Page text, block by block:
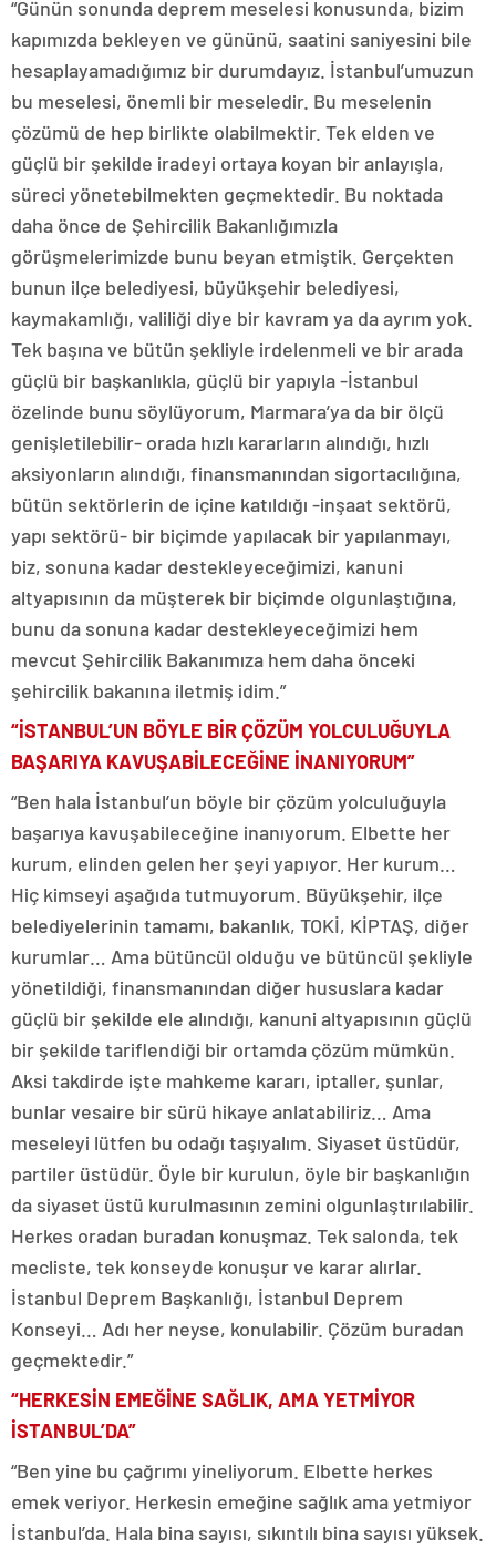
“Günün sonunda deprem meselesi konusunda, bizim
kapımızda bekleyen ve gününü, saatini saniyesini bile
hesaplayamadığımız bir durumdayız. İstanbul’umuzun
bu meselesi, önemli bir meseledir. Bu meselenin
çözümü de hep birlikte olabilmektir. Tek elden ve
güçlü bir şekilde iradeyi ortaya koyan bir anlayışla,
süreci yönetebilmekten geçmektedir. Bu noktada
daha önce de Şehircilik Bakanlığımızla
görüşmelerimizde bunu beyan etmiştik. Gerçekten
bunun ilçe belediyesi, büyükşehir belediyesi,
kaymakamlığı, valiliği diye bir kavram ya da ayrım yok.
Tek başına ve bütün şekliyle irdelenmeli ve bir arada
güçlü bir başkanlıkla, güçlü bir yapıyla -İstanbul
özelinde bunu söylüyorum, Marmara’ya da bir ölçü
genişletilebilir- orada hızlı kararların alındığı, hızlı
aksiyonların alındığı, finansmanından sigortacılığına,
bütün sektörlerin de içine katıldığı -inşaat sektörü,
yapı sektörü- bir biçimde yapılacak bir yapılanmayı,
biz, sonuna kadar destekleyeceğimizi, kanuni
altyapısının da müşterek bir biçimde olgunlaştığına,
bunu da sonuna kadar destekleyeceğimizi hem
mevcut Şehircilik Bakanımıza hem daha önceki
şehircilik bakanına iletmiş idim.”
“İSTANBUL’UN BÖYLE BİR ÇÖZÜM YOLCULUĞUYLA
BAŞARIYA KAVUŞABİLECEĞİNE İNANIYORUM”
“Ben hala İstanbul’un böyle bir çözüm yolculuğuyla
başarıya kavuşabileceğine inanıyorum. Elbette her
kurum, elinden gelen her şeyi yapıyor. Her kurum…
Hiç kimseyi aşağıda tutmuyorum. Büyükşehir, ilçe
belediyelerinin tamamı, bakanlık, TOKİ, KİPTAŞ, diğer
kurumlar… Ama bütüncül olduğu ve bütüncül şekliyle
yönetildiği, finansmanından diğer hususlara kadar
güçlü bir şekilde ele alındığı, kanuni altyapısının güçlü
bir şekilde tariflendiği bir ortamda çözüm mümkün.
Aksi takdirde işte mahkeme kararı, iptaller, şunlar,
bunlar vesaire bir sürü hikaye anlatabiliriz… Ama
meseleyi lütfen bu odağı taşıyalım. Siyaset üstüdür,
partiler üstüdür. Öyle bir kurulun, öyle bir başkanlığın
da siyaset üstü kurulmasının zemini olgunlaştırılabilir.
Herkes oradan buradan konuşmaz. Tek salonda, tek
mecliste, tek konseyde konuşur ve karar alırlar.
İstanbul Deprem Başkanlığı, İstanbul Deprem
Konseyi… Adı her neyse, konulabilir. Çözüm buradan
geçmektedir.”
“HERKESİN EMEĞİNE SAĞLIK, AMA YETMİYOR
İSTANBUL’DA”
“Ben yine bu çağrımı yineliyorum. Elbette herkes
emek veriyor. Herkesin emeğine sağlık ama yetmiyor
İstanbul’da. Hala bina sayısı, sıkıntılı bina sayısı yüksek.